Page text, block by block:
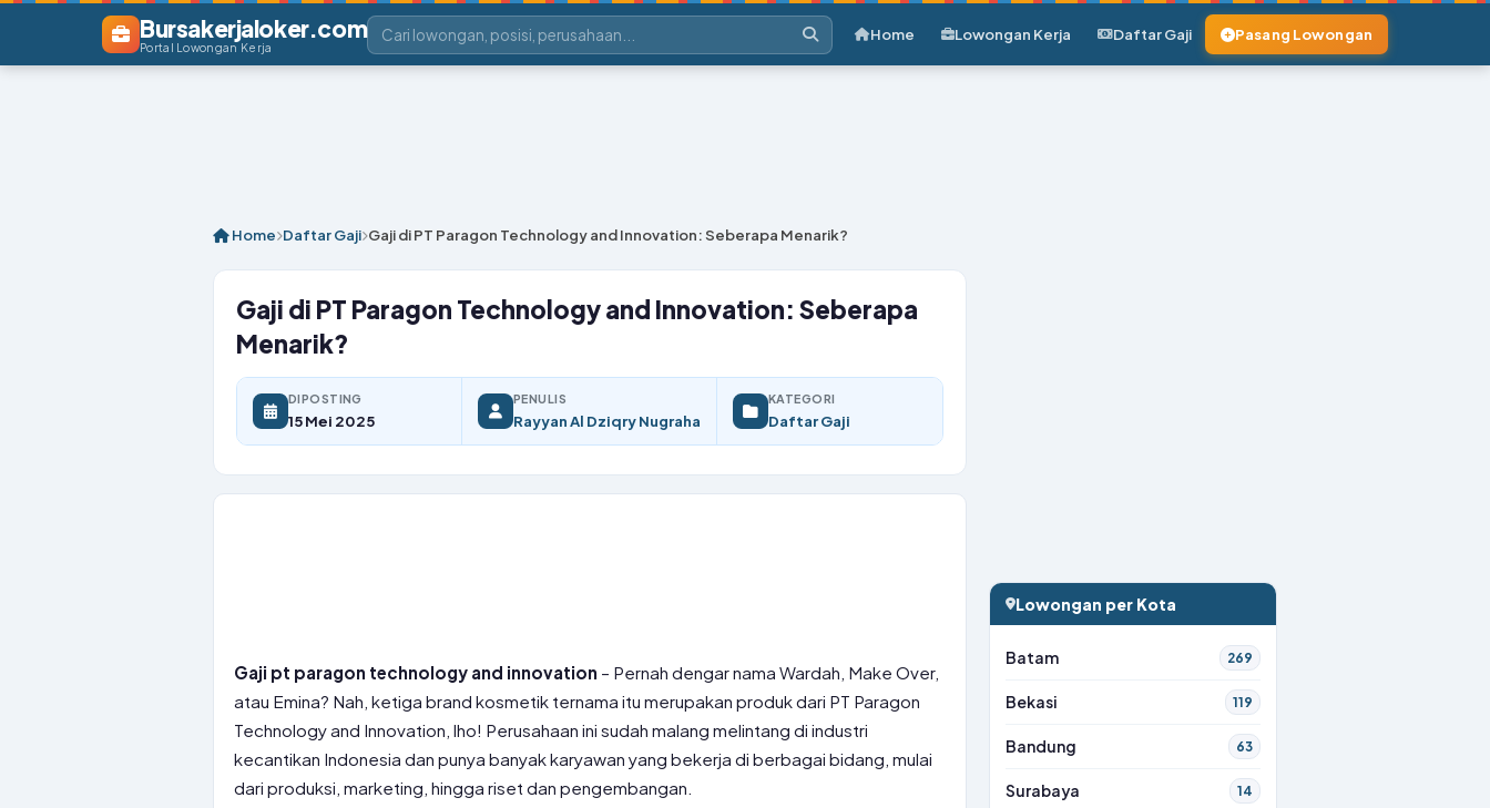
Bursakerjaloker.com
Portal Lowongan Kerja
Home Lowongan Kerja Daftar Gaji Pasang Lowongan
Home Daftar Gaji Gaji di PT Paragon Technology and Innovation: Seberapa Menarik?
Gaji di PT Paragon Technology and Innovation: Seberapa
Menarik?
DIPOSTING
15 Mei 2025
PENULIS
Rayyan Al Dziqry Nugraha
KATEGORI
Daftar Gaji
Gaji pt paragon technology and innovation – Pernah dengar nama Wardah, Make Over,
atau Emina? Nah, ketiga brand kosmetik ternama itu merupakan produk dari PT Paragon
Technology and Innovation, lho! Perusahaan ini sudah malang melintang di industri
kecantikan Indonesia dan punya banyak karyawan yang bekerja di berbagai bidang, mulai
dari produksi, marketing, hingga riset dan pengembangan.
Lowongan per Kota
Batam 269
Bekasi 119
Bandung 63
Surabaya 14